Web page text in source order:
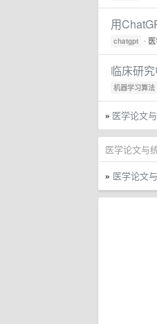
用
chatgpt •
临床研
机器学习算法
» 医学论文
医学论文与
» 医学论文